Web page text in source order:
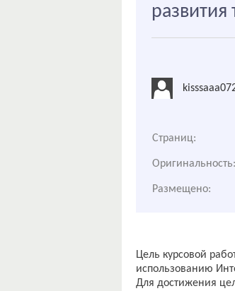
развития
Страниц:
Оригинальность:
Размещено:
Цель курсовой
использованию
Для достижения